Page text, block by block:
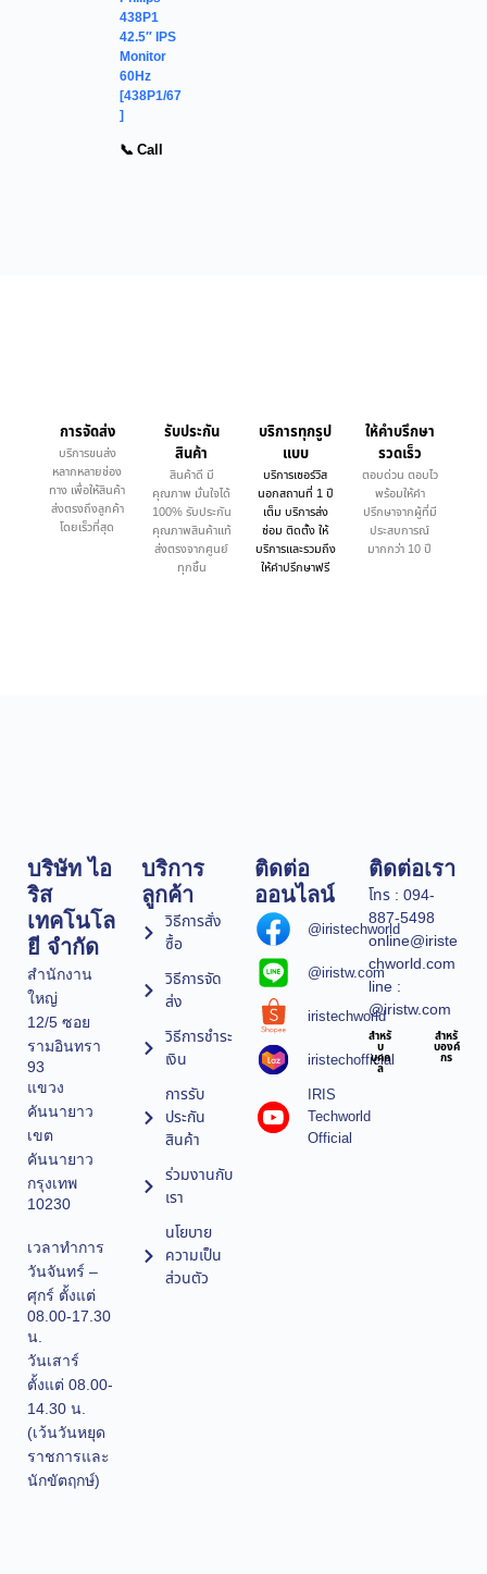
438P1
42.5″ IPS
Monitor
60Hz
[438P1/67
]
📞 Call
การจัดส่ง
บริการขนส่ง
หลากหลายช่อง
ทาง เพื่อให้สินค้า
ส่งตรงถึงลูกค้า
โดยเร็วที่สุด
รับประกัน
สินค้า
สินค้าดี มี
คุณภาพ มั่นใจได้
100% รับประกัน
คุณภาพสินค้าแท้
ส่งตรงจากศูนย์
ทุกชิ้น
บริการทุกรูป
แบบ
บริการเซอร์วิส
นอกสถานที่ 1 ปี
เต็ม บริการส่ง
ซ่อม ติดตั้ง ให้
บริการและรวมถึง
ให้คำปรึกษาฟรี
ให้คำบรึกษา
รวดเร็ว
ตอบด่วน ตอบไว
พร้อมให้คำ
ปรึกษาจากผู้ที่มี
ประสบการณ์
มากกว่า 10 ปี
บริษัท ไอ
ริส
เทคโนโล
ยี จำกัด
สำนักงาน
ใหญ่
12/5 ซอย
รามอินทรา
93
แขวง
คันนายาว
เขต
คันนายาว
กรุงเทพ
10230
เวลาทำการ
วันจันทร์ –
ศุกร์ ตั้งแต่
08.00-17.30
น.
วันเสาร์
ตั้งแต่ 08.00-
14.30 น.
(เว้นวันหยุด
ราชการและ
นักขัตฤกษ์)
บริการ
ลูกค้า
วิธีการสั่ง
ซื้อ
วิธีการจัด
ส่ง
วิธีการชำระ
เงิน
การรับ
ประกัน
สินค้า
ร่วมงานกับ
เรา
นโยบาย
ความเป็น
ส่วนตัว
ติดต่อ
ออนไลน์
@iristechworld
@iristw.com
iristechworld
iristechofficial
IRIS
Techworld
Official
ติดต่อเรา
โทร : 094-
887-5498
online@iriste
chworld.com
line :
@iristw.com
สำหรั
บ
บุคค
ล
สำหรั
บองค์
กร